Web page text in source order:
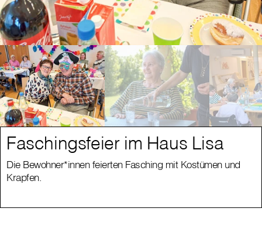
Faschingsfeier im Haus Lisa
Die Bewohner*innen feierten Fasching mit Kostümen und
Krapfen.